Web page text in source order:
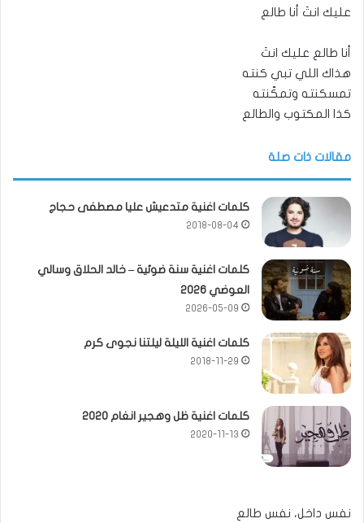
عليك انتَ أنا طالع
أنا طالع عليك انتَ
هذاك اللي تبي كنته
تمسكنته وتمكّنته
كذا المكتوب والطالع
مقالات ذات صلة
كلمات اغنية متدعيش عليا مصطفى حجاج
2018-08-04
كلمات اغنية سنة ضوئية – خالد الحلاق وسالي
العوضي 2026
2026-05-09
كلمات اغنية الليلة ليلتنا نجوى كرم
2018-11-29
كلمات اغنية ظل وهجير انغام 2020
2020-11-13
نفس داخل، نفس طالع